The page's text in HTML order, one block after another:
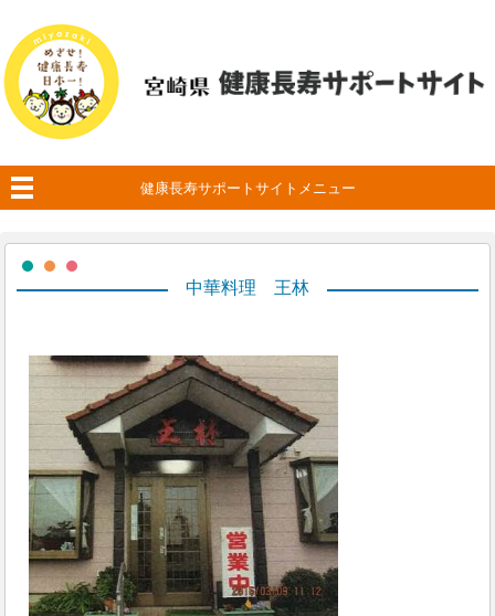
健康長寿サポートサイトメニュー
中華料理 王林